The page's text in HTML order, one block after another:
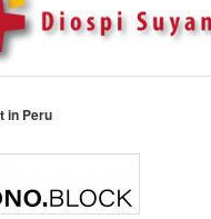
in Peru